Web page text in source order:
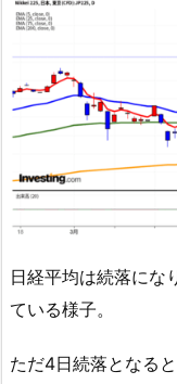
日経平均は続落にな
ている様子。
ただ4日続落となる